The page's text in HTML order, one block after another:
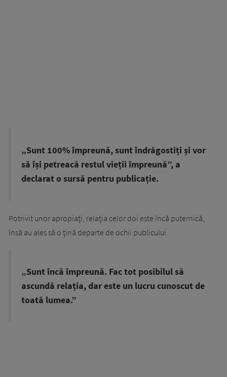
„Sunt 100% împreună, sunt îndrăgostiți și vor
să își petreacă restul vieții împreună”, a
declarat o sursă pentru publicație.
Potrivit unor apropiați, relația celor doi este încă puternică,
însă au ales să o țină departe de ochii publicului.
„Sunt încă împreună. Fac tot posibilul să
ascundă relația, dar este un lucru cunoscut de
toată lumea.”